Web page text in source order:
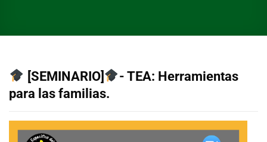
[SEMINARIO]
- TEA: Herramientas
para las familias.